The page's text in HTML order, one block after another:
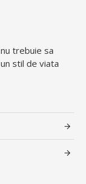
trebuie sa
stil de viata